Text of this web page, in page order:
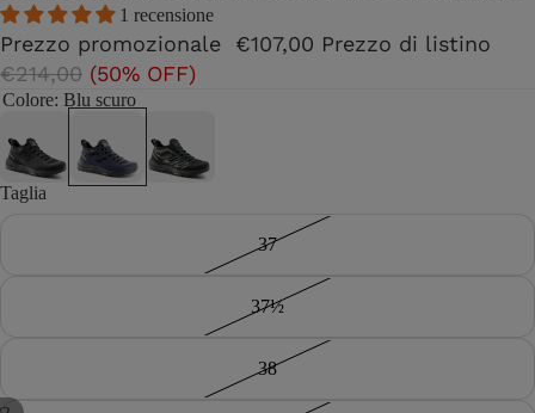
1 recensione
Prezzo promozionale €107,00 Prezzo di listino
€214,00 (50% OFF)
Colore: Blu scuro
Taglia
37
37½
38